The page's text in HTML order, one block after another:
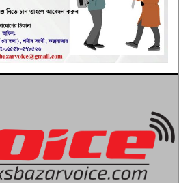
যে কারণে ইসলামে চুপচাপ থাকাও
ফজিলতপূর্ণ